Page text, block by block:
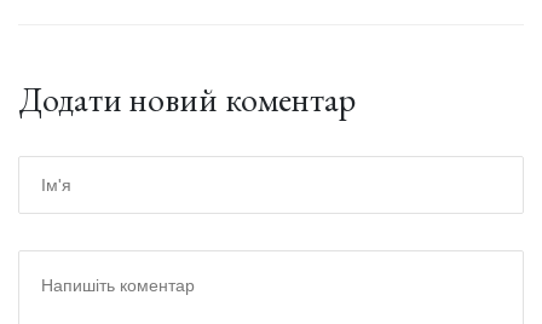
Додати новий коментар